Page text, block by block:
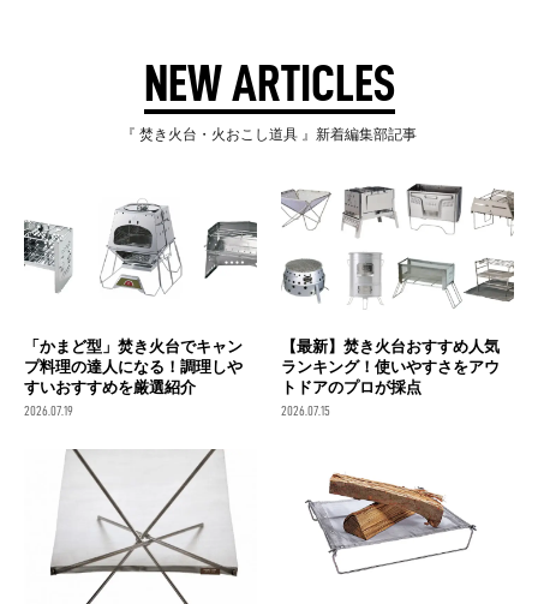
NEW ARTICLES
『 焚き火台・火おこし道具 』新着編集部記事
「かまど型」焚き火台でキャン
プ料理の達人になる！調理しや
すいおすすめを厳選紹介
2026.07.19
【最新】焚き火台おすすめ人気
ランキング！使いやすさをアウ
トドアのプロが採点
2026.07.15